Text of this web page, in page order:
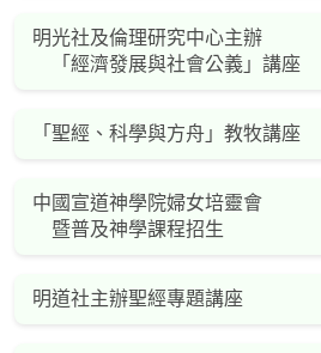
明光社及倫理研究中心主辦
「經濟發展與社會公義」講座
「聖經、科學與方舟」教牧講座
中國宣道神學院婦女培靈會
暨普及神學課程招生
明道社主辦聖經專題講座